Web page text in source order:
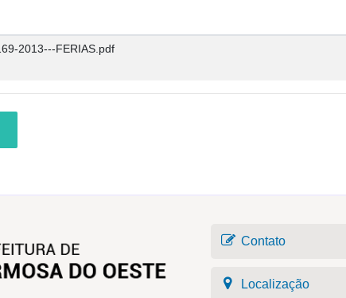
2013---FERIAS.pdf
Contato
Localização